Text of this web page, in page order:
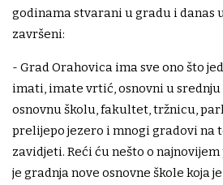
godinama stvarani u gradu i danas
završeni:
- Grad Orahovica ima sve ono što
imati, imate vrtić, osnovni u srednju
osnovnu školu, fakultet, tržnicu,
prelijepo jezero i mnogi gradovi na
zavidjeti. Reći ću nešto o
je gradnja nove osnovne škole koja